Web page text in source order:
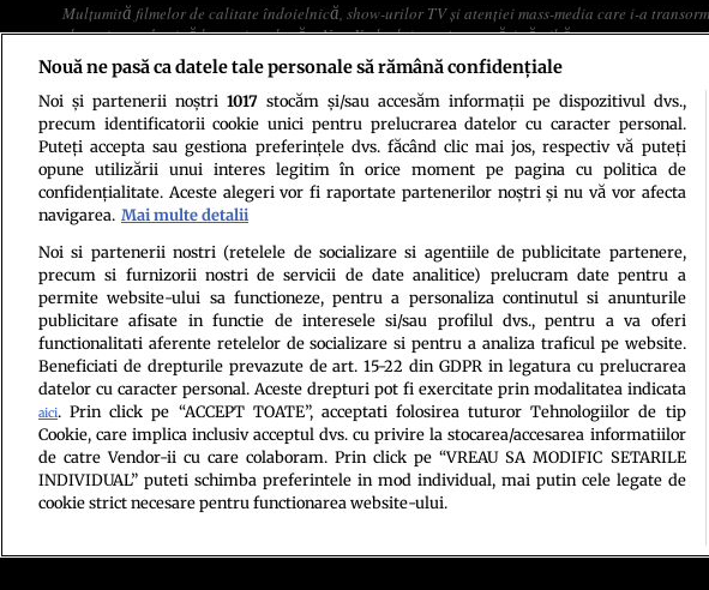
Mulţumită filmelor de calitate îndoielnică, show-urilor TV şi atenţiei mass-media care i-a
clanuri care domină lumea interlopă a New York-ului au ajuns astăzi să aibă un statut aproape
urbane. Admiraţi şi copiaţi de tot mai mulţi oameni din lumea interlopă de pe toate
care Mafia Rusă şi Mafia Chineză au devenit liderele fenomenului infracţional de pe
legilor şi creşterea eficienţei poliţiei a îngrădit mult activitatea mafiei italo-americane, familia
remarcat Liborio Bellomo, văzut de tot mai mulţi specialişti drept cel mai proeminent „capo di
Politica de confidenţialitatePolitica de
Citarea se poate face în limita a 250 de semne. Nici o instituţie sau persoană (site-uri,
Nouă ne pasă ca datele tale personale să rămână confidențiale
Noi și partenerii noștri 1017stocăm și/sau accesăm informații pe dispozitivul dvs.,
precum identificatorii cookie unici pentru prelucrarea datelor cu caracter personal.
Puteți accepta sau gestiona preferințele dvs. făcând clic mai jos, respectiv vă puteți
opune utilizării unui interes legitim în orice moment pe pagina cu politica de
confidențialitate. Aceste alegeri vor fi raportate partenerilor noștri și nu vă vor afecta
navigarea. Mai multe detalii
Noi si partenerii nostri (retelele de socializare si agentiile de publicitate partenere,
precum si furnizorii nostri de servicii de date analitice) prelucram date pentru a
permite website-ului sa functioneze, pentru a personaliza continutul si anunturile
publicitare afisate in functie de interesele si/sau profilul dvs., pentru a va oferi
functionalitati aferente retelelor de socializare si pentru a analiza traficul pe website.
Beneficiati de drepturile prevazute de art. 15-22 din GDPR in legatura cu prelucrarea
datelor cu caracter personal. Aceste drepturi pot fi exercitate prin modalitatea indicata
aici. Prin click pe “ACCEPT TOATE”, acceptati folosirea tuturor Tehnologiilor de tip
Cookie, care implica inclusiv acceptul dvs. cu privire la stocarea/accesarea informatiilor
de catre Vendor-ii cu care colaboram. Prin click pe “VREAU SA MODIFIC SETARILE
INDIVIDUAL” puteti schimba preferintele in mod individual, mai putin cele legate de
cookie strict necesare pentru functionarea website-ului.